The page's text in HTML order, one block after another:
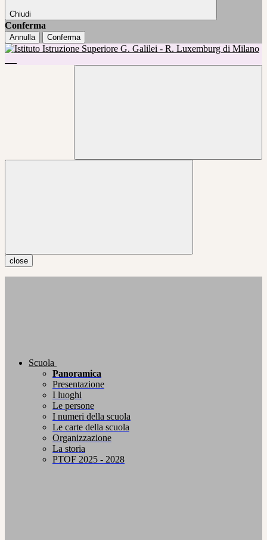
Chiudi
Conferma
Annulla Conferma
close
Scuola
Panoramica
Presentazione
I luoghi
Le persone
I numeri della scuola
Le carte della scuola
Organizzazione
La storia
PTOF 2025 - 2028